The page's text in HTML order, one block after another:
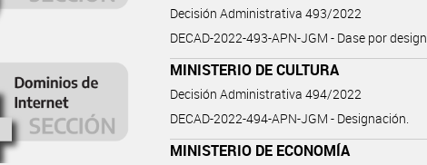
Decisión Administrativa 493/2022
DECAD-2022-493-APN-JGM - Dase por
MINISTERIO DE CULTURA
Decisión Administrativa 494/2022
DECAD-2022-494-APN-JGM - Designación.
MINISTERIO DE ECONOMÍA